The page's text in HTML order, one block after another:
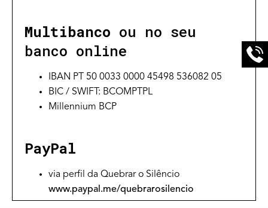
Multibanco ou no seu
banco online
IBAN PT 50 0033 0000 45498 536082 05
BIC / SWIFT: BCOMPTPL
Millennium BCP
PayPal
via perfil da Quebrar o Silêncio
www.paypal.me/quebrarosilencio